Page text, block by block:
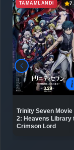
TAMAMLANDI
Trinity Seven Movie
2: Heavens Library
Crimson Lord